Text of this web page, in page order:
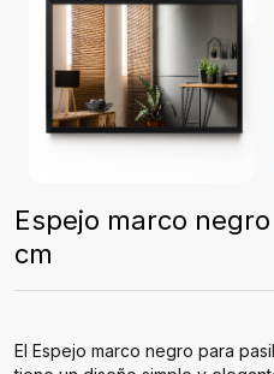
Espejo marco
cm
El Espejo marco negro para